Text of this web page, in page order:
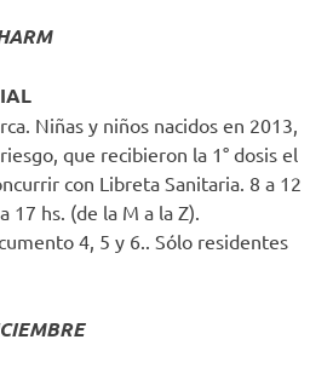
Niñas y niños nacidos en 2013,
que recibieron la 1° dosis el
con Libreta Sanitaria. 8 a 12
17 hs. (de la M a la Z).
4, 5 y 6.. Sólo residentes